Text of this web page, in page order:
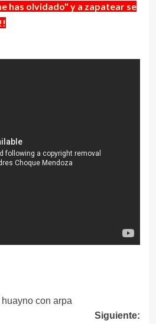
has olvidado" y a zapatear se
con arpa
Siguiente: